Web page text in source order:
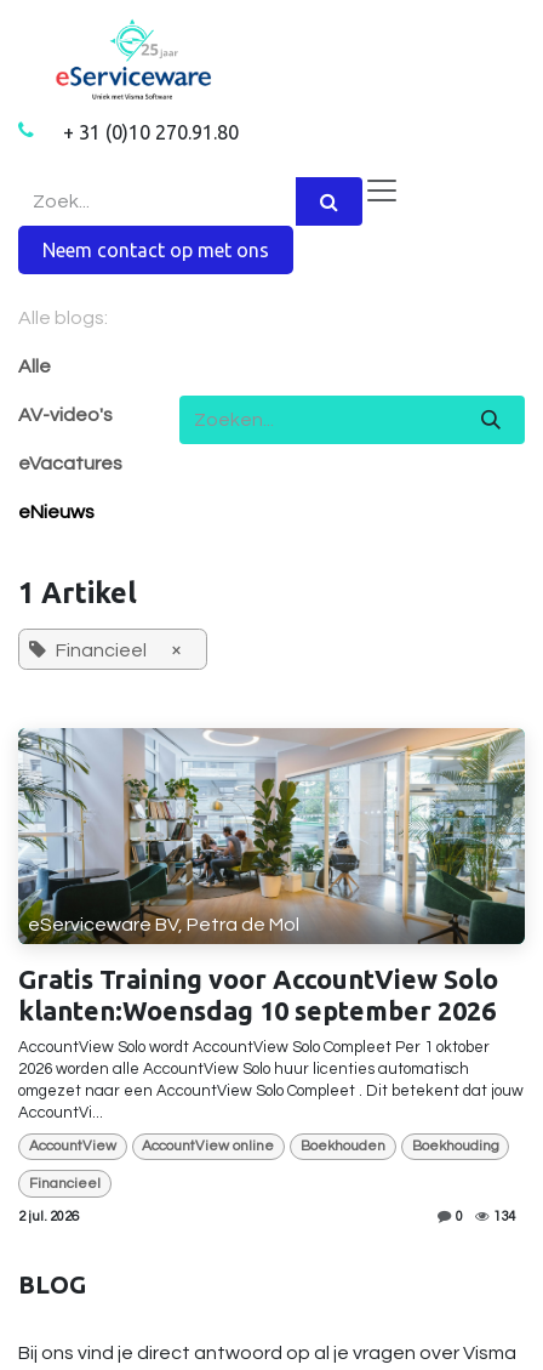
+ 31 (0)10 270.91.80
Neem contact op met ons
Alle blogs:
Alle
AV-video's
eVacatures
eNieuws
1 Artikel
Financieel ×
eServiceware BV, Petra de Mol
Gratis Training voor AccountView Solo
klanten:Woensdag 10 september 2026
AccountView Solo wordt AccountView Solo Compleet Per 1 oktober
2026 worden alle AccountView Solo huur licenties automatisch
omgezet naar een AccountView Solo Compleet . Dit betekent dat jouw
AccountVi...
AccountView AccountView online Boekhouden Boekhouding
Financieel
2 jul. 2026 0 134
BLOG
Bij ons vind je direct antwoord op al je vragen over Visma